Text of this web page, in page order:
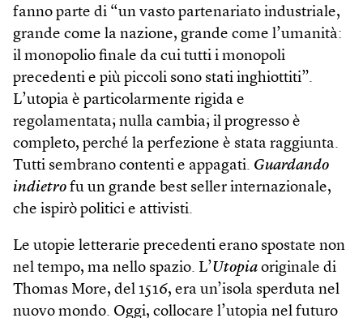
fanno parte di “un vasto partenariato industriale,
grande come la nazione, grande come l’umanità:
il monopolio finale da cui tutti i monopoli
precedenti e più piccoli sono stati inghiottiti”.
L’utopia è particolarmente rigida e
regolamentata; nulla cambia; il progresso è
completo, perché la perfezione è stata raggiunta.
Tutti sembrano contenti e appagati. Guardando
indietro fu un grande best seller internazionale,
che ispirò politici e attivisti.
Le utopie letterarie precedenti erano spostate non
nel tempo, ma nello spazio. L’Utopia originale di
Thomas More, del 1516, era un’isola sperduta nel
nuovo mondo. Oggi, collocare l’utopia nel futuro